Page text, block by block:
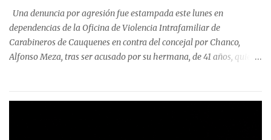
precisa que la mayor cantidad de dinero apostado se registró en
Talca, donde...
Una denuncia por agresión fue estampada este lunes en
dependencias de la Oficina de Violencia Intrafamiliar de
Carabineros de Cauquenes en contra del concejal por Chanco,
Alfonso Meza, tras ser acusado por su hermana, de 41 años, quien
relató que los hechos ocurrieron cerca de las 11:30 horas en el